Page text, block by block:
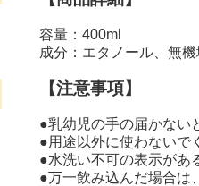
容量：400ml
成分：エタノール、無
【注意事項】
●乳幼児の手の届かない
●用途以外に使わないで
●水洗い不可の表示があ
●万一飲み込んだ場合は